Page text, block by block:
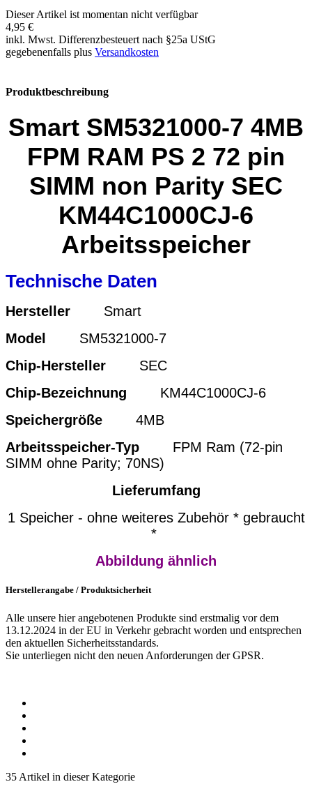
Dieser Artikel ist momentan nicht verfügbar
4,95 €
inkl. Mwst. Differenzbesteuert nach §25a UStG
gegebenenfalls plus Versandkosten
Produktbeschreibung
Smart SM5321000-7 4MB
FPM RAM PS 2 72 pin
SIMM non Parity SEC
KM44C1000CJ-6
Arbeitsspeicher
Technische Daten
Hersteller
Smart
Model
SM5321000-7
Chip-Hersteller
SEC
Chip-Bezeichnung
KM44C1000CJ-6
Speichergröße 4MB
Arbeitsspeicher-Typ
FPM Ram (72-pin
SIMM ohne Parity; 70NS)
Lieferumfang
1 Speicher - ohne weiteres Zubehör * gebraucht
*
Abbildung ähnlich
Herstellerangabe / Produktsicherheit
Alle unsere hier angebotenen Produkte sind erstmalig vor dem
13.12.2024 in der EU in Verkehr gebracht worden und entsprechen
den aktuellen Sicherheitsstandards.
Sie unterliegen nicht den neuen Anforderungen der GPSR.
35 Artikel in dieser Kategorie